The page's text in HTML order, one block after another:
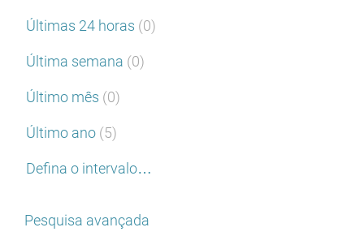
Últimas 24 horas (0)
Última semana (0)
Último mês (0)
Último ano (5)
Defina o intervalo…
Pesquisa avançada